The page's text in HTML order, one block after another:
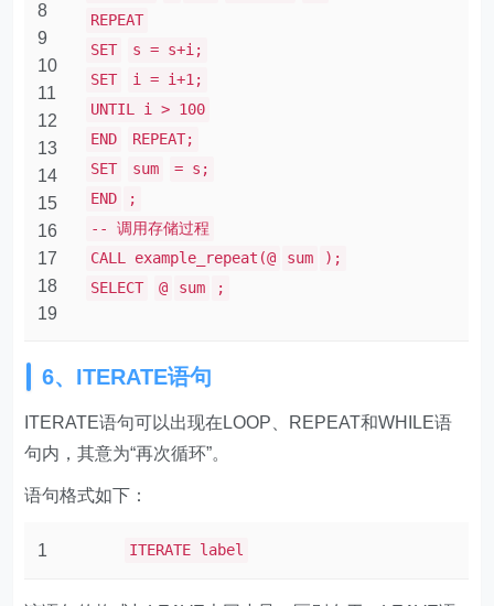
8
9
10
11
12
13
14
15
16
17
18
19
REPEAT
SET
s = s+i;
SET
i = i+1;
UNTIL i > 100
END
REPEAT;
SET
sum
= s;
END
;
-- 调用存储过程
CALL example_repeat(@
sum
);
SELECT
@ sum ;
6、ITERATE语句
ITERATE语句可以出现在LOOP、REPEAT和WHILE语
句内，其意为“再次循环”。
语句格式如下：
1 ITERATE label